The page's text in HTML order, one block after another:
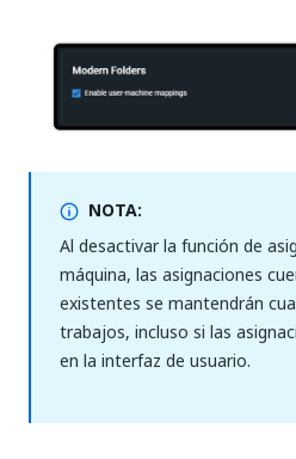
NOTA:
Al desactivar la función de
máquina, las asignaciones
existentes se mantendrán
trabajos, incluso si las
en la interfaz de usuario.